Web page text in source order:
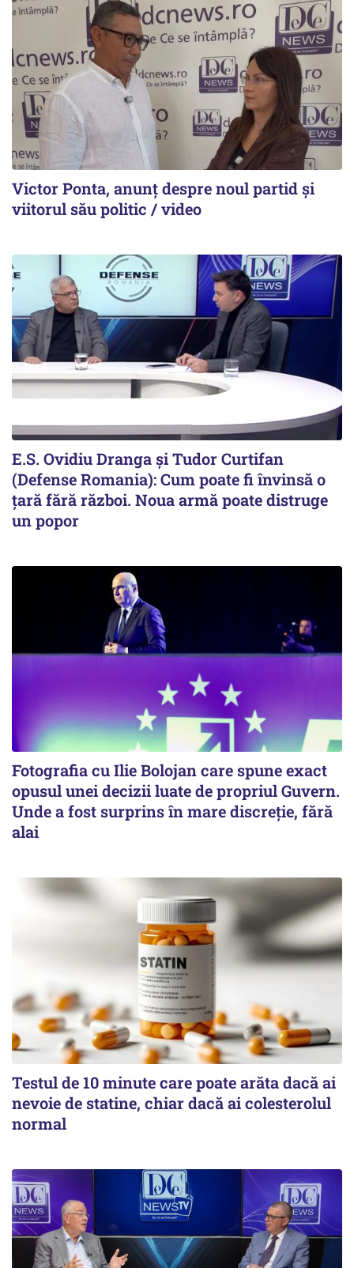
Victor Ponta, anunț despre noul partid și
viitorul său politic / video
E.S. Ovidiu Dranga și Tudor Curtifan
(Defense Romania): Cum poate fi învinsă o
țară fără război. Noua armă poate distruge
un popor
Fotografia cu Ilie Bolojan care spune exact
opusul unei decizii luate de propriul Guvern.
Unde a fost surprins în mare discreție, fără
alai
Testul de 10 minute care poate arăta dacă ai
nevoie de statine, chiar dacă ai colesterolul
normal